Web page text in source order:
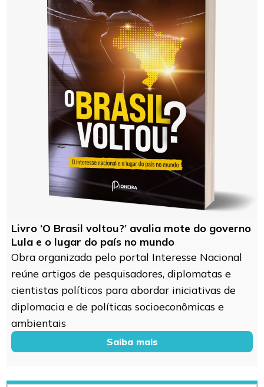
Livro ‘O Brasil voltou?’ avalia mote do governo
Lula e o lugar do país no mundo
Obra organizada pelo portal Interesse Nacional
reúne artigos de pesquisadores, diplomatas e
cientistas políticos para abordar iniciativas de
diplomacia e de políticas socioeconômicas e
ambientais
Saiba mais